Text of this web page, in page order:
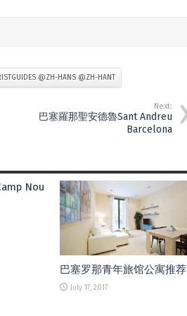
@ZH-HANS @ZH-HANT
Next:
巴塞羅那聖安德魯Sant Andreu
Barcelona
Nou
巴塞罗那青年旅馆公寓推荐
July 17, 2017